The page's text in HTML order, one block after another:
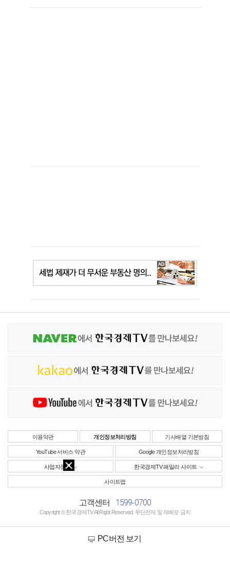
이용약관 개인정보처리방침 기사배열 기본방침
YouTube 서비스 약관 Google 개인정보처리방침
사업자정보 한국경제TV 패밀리 사이트
사이트맵
고객센터 1599-0700
Copyright © 한국경제TV All Right Reserved. 무단전재 및 재배포 금지
PC버전 보기